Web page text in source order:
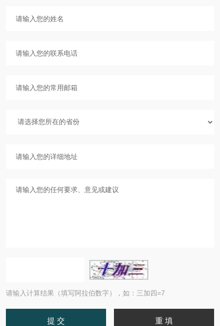
请输入计算结果（填写阿拉伯数字），如：三加四=7